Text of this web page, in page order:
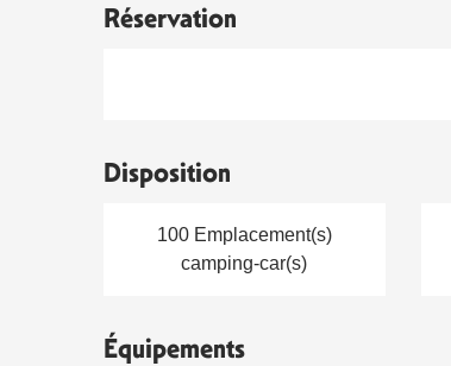
Réservation
Disposition
100 Emplacement(s)
camping-car(s)
Équipements